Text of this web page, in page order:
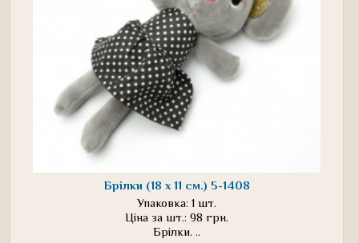
Брілки (18 х 11 см.) 5-1408
Упаковка: 1 шт.
Ціна за шт.: 98 грн.
Брілки. ..